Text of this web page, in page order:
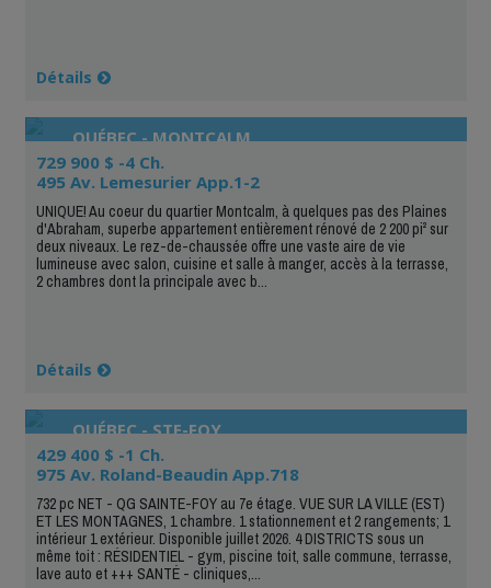
Détails
QUÉBEC - MONTCALM
729 900 $ -4 Ch.
495 Av. Lemesurier App.1-2
UNIQUE! Au coeur du quartier Montcalm, à quelques pas des Plaines
d'Abraham, superbe appartement entièrement rénové de 2 200 pi² sur
deux niveaux. Le rez-de-chaussée offre une vaste aire de vie
lumineuse avec salon, cuisine et salle à manger, accès à la terrasse,
2 chambres dont la principale avec b...
Détails
QUÉBEC - STE-FOY
429 400 $ -1 Ch.
975 Av. Roland-Beaudin App.718
732 pc NET - QG SAINTE-FOY au 7e étage. VUE SUR LA VILLE (EST)
ET LES MONTAGNES, 1 chambre. 1 stationnement et 2 rangements; 1
intérieur 1 extérieur. Disponible juillet 2026. 4 DISTRICTS sous un
même toit : RÉSIDENTIEL - gym, piscine toit, salle commune, terrasse,
lave auto et +++ SANTÉ - cliniques,...